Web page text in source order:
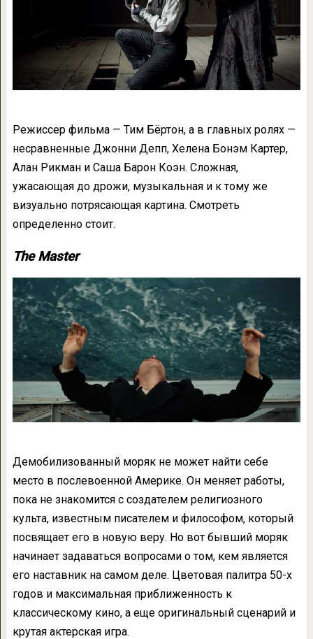
Режиссер фильма — Тим Бёртон, а в главных ролях —
несравненные Джонни Депп, Хелена Бонэм Картер,
Алан Рикман и Саша Барон Коэн. Сложная,
ужасающая до дрожи, музыкальная и к тому же
визуально потрясающая картина. Смотреть
определенно стоит.
The Master
Демобилизованный моряк не может найти себе
место в послевоенной Америке. Он меняет работы,
пока не знакомится с создателем религиозного
культа, известным писателем и философом, который
посвящает его в новую веру. Но вот бывший моряк
начинает задаваться вопросами о том, кем является
его наставник на самом деле. Цветовая палитра 50-х
годов и максимальная приближенность к
классическому кино, а еще оригинальный сценарий и
крутая актерская игра.